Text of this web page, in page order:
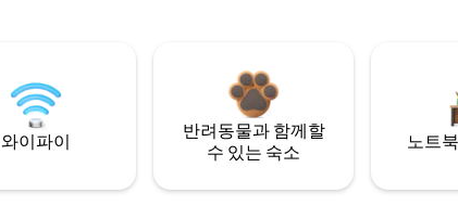
와이파이
반려동물과 함께할
수 있는 숙소
노트